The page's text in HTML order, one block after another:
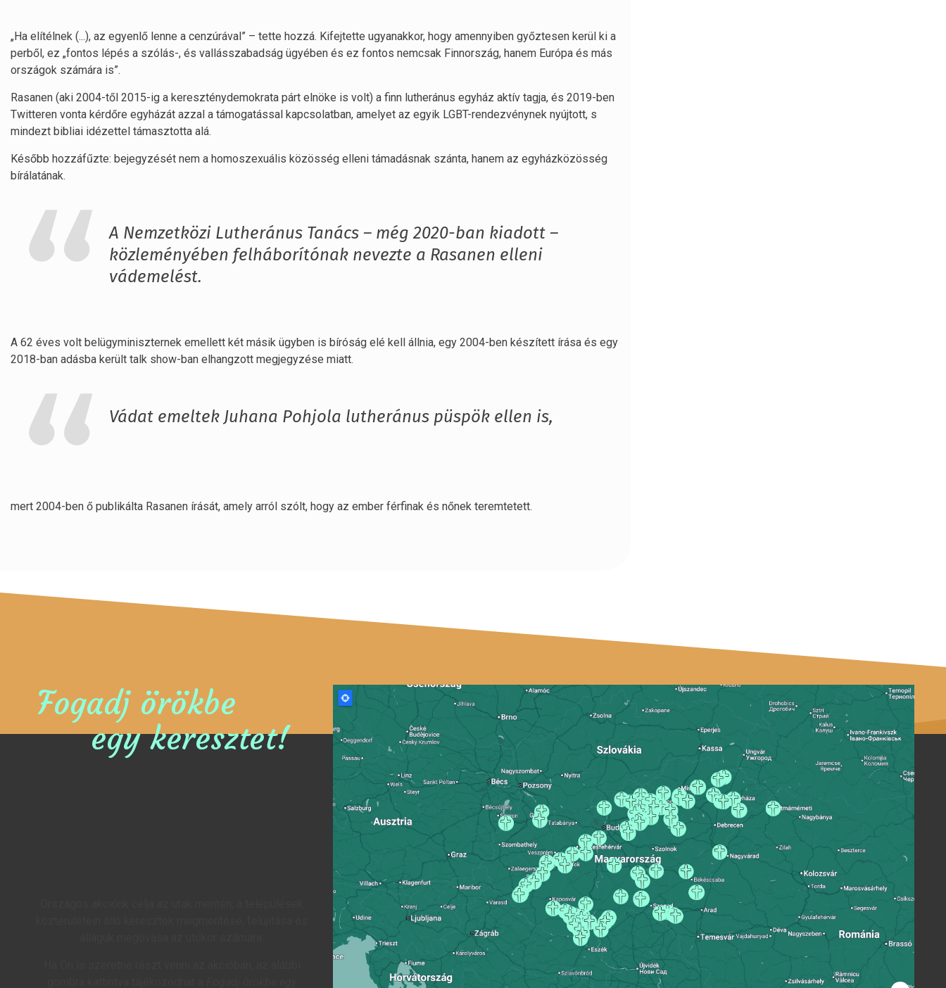
„Ha elítélnek (...), az egyenlő lenne a cenzúrával” – tette hozzá. Kifejtette ugyanakkor, hogy amennyiben győztesen kerül ki a
perből, ez „fontos lépés a szólás-, és vallásszabadság ügyében és ez fontos nemcsak Finnország, hanem Európa és más
országok számára is”.
Rasanen (aki 2004-től 2015-ig a kereszténydemokrata párt elnöke is volt) a finn lutheránus egyház aktív tagja, és 2019-ben
Twitteren vonta kérdőre egyházát azzal a támogatással kapcsolatban, amelyet az egyik LGBT-rendezvénynek nyújtott, s
mindezt bibliai idézettel támasztotta alá.
Később hozzáfűzte: bejegyzését nem a homoszexuális közösség elleni támadásnak szánta, hanem az egyházközösség
bírálatának.
A Nemzetközi Lutheránus Tanács – még 2020-ban kiadott –
közleményében felháborítónak nevezte a Rasanen elleni
vádemelést.
A 62 éves volt belügyminiszternek emellett két másik ügyben is bíróság elé kell állnia, egy 2004-ben készített írása és egy
2018-ban adásba került talk show-ban elhangzott megjegyzése miatt.
Vádat emeltek Juhana Pohjola lutheránus püspök ellen is,
mert 2004-ben ő publikálta Rasanen írását, amely arról szólt, hogy az ember férfinak és nőnek teremtetett.
Fogadj örökbe
egy keresztet!